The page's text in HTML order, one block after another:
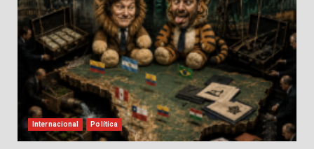
Internacional Política